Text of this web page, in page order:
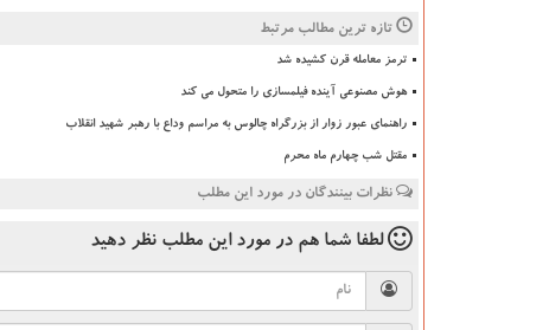
تازه ترین مطالب مرتبط
ترمز معامله قرن کشیده شد
هوش مصنوعی آینده فیلمسازی را متحول می کند
راهنمای عبور زوار از بزرگراه چالوس به مراسم وداع با رهبر شهید انقلاب
مقتل شب چهارم ماه محرم
نظرات بینندگان در مورد این مطلب
لطفا شما هم در مورد این مطلب نظر دهید